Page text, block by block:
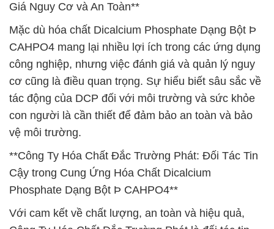
Giá Nguy Cơ và An Toàn**
Mặc dù hóa chất Dicalcium Phosphate Dạng Bột Þ
CAHPO4 mang lại nhiều lợi ích trong các ứng dụng
công nghiệp, nhưng việc đánh giá và quản lý nguy
cơ cũng là điều quan trọng. Sự hiểu biết sâu sắc về
tác động của DCP đối với môi trường và sức khỏe
con người là cần thiết để đảm bảo an toàn và bảo
vệ môi trường.
**Công Ty Hóa Chất Đắc Trường Phát: Đối Tác Tin
Cậy trong Cung Ứng Hóa Chất Dicalcium
Phosphate Dạng Bột Þ CAHPO4**
Với cam kết về chất lượng, an toàn và hiệu quả,